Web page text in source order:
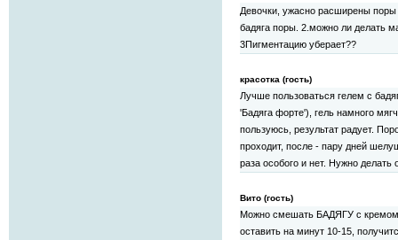
Девочки, ужасно расширены поры
бадяга поры. 2.можно ли делать
3Пигментацию уберает??
красотка (гость)
Лучше пользоваться гелем с
'Бадяга форте'), гель намного
пользуюсь, результат радует.
проходит, после - пару дней
раза особого и нет. Нужно делать
Вито (гость)
Можно смешать БАДЯГУ с кремом
оставить на минут 10-15,